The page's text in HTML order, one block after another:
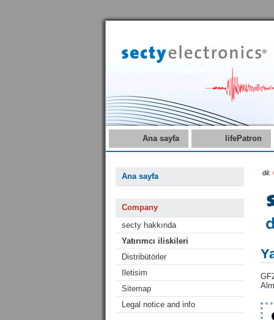
Ana sayfa lifePatron
Ana sayfa
Company
secty hakkında
Yatırımcı iliskileri
Distribütörler
Iletisim
Sitemap
Legal notice and info
dil: